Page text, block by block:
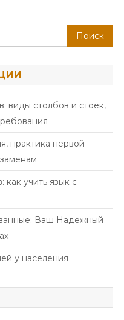
Поиск
виды столбов и стоек,
практика первой
как учить язык с
Ваш Надежный
у населения